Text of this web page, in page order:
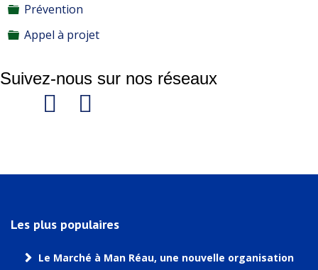
Dossier
Prévention
Dossier
Appel à projet
Suivez-nous sur nos réseaux
Les plus populaires
Le Marché à Man Réau, une nouvelle organisation